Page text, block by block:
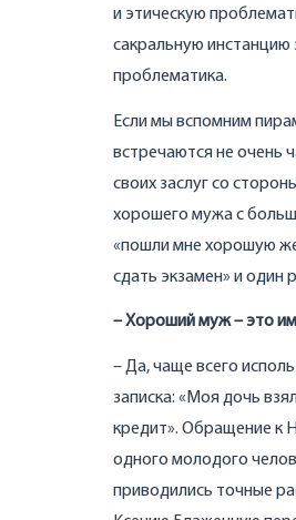
и этическую
сакральную инстанцию
проблематика.
Если мы вспомним
встречаются не очень
своих заслуг со
хорошего мужа с
«пошли мне хорошую
сдать экзамен» и один
–Хороший муж – это
– Да, чаще всего
записка: «Моя дочь
кредит». Обращение к
одного молодого
приводились точные